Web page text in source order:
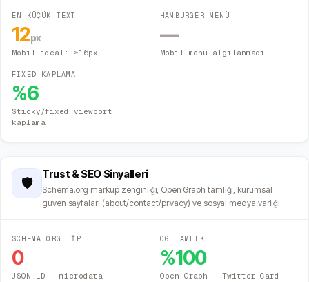
EN KÜÇÜK TEXT
12px
Mobil ideal: ≥16px
HAMBURGER MENÜ
—
Mobil menü algılanmadı
FIXED KAPLAMA
%6
Sticky/fixed viewport
kaplama
🛡️
Trust & SEO Sinyalleri
Schema.org markup zenginliği, Open Graph tamlığı, kurumsal
güven sayfaları (about/contact/privacy) ve sosyal medya varlığı.
SCHEMA.ORG TİP
0
JSON-LD + microdata
OG TAMLIK
%100
Open Graph + Twitter Card